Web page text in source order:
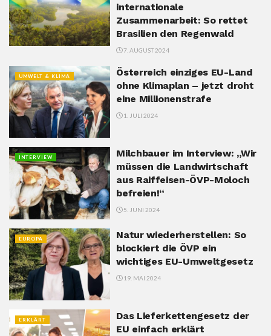
internationale
Zusammenarbeit: So rettet
Brasilien den Regenwald
7. AUGUST 2024
UMWELT & KLIMA
Österreich einziges EU-Land
ohne Klimaplan – jetzt droht
eine Millionenstrafe
1. JULI 2024
INTERVIEW
Milchbauer im Interview: „Wir
müssen die Landwirtschaft
aus Raiffeisen-ÖVP-Moloch
befreien!“
5. JUNI 2024
EUROPA
Natur wiederherstellen: So
blockiert die ÖVP ein
wichtiges EU-Umweltgesetz
19. MAI 2024
ERKLÄRT
Das Lieferkettengesetz der
EU einfach erklärt